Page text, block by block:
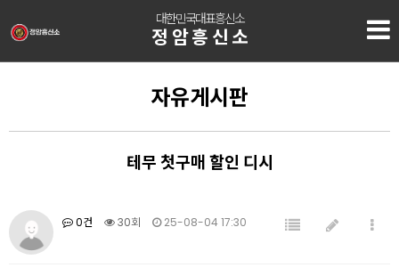
대한민국대표흥신소
정암흥신소
자유게시판
테무 첫구매 할인 디시
0건 30회 25-08-04 17:30